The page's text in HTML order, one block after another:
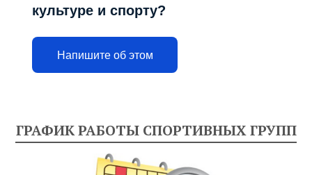
культуре и спорту?
Напишите об этом
ГРАФИК РАБОТЫ СПОРТИВНЫХ ГРУПП